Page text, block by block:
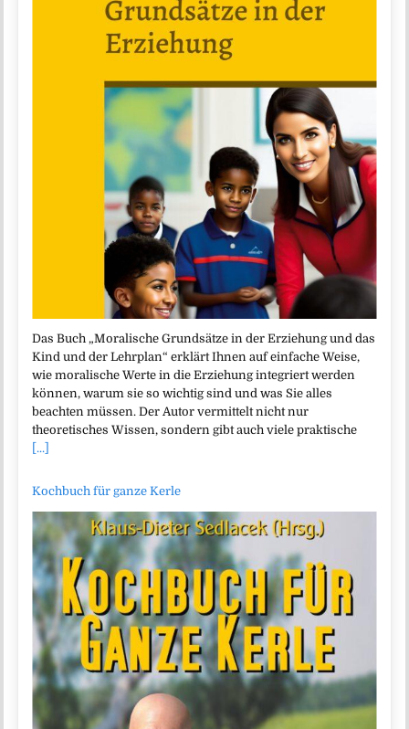
Das Buch „Moralische Grundsätze in der Erziehung und das
Kind und der Lehrplan“ erklärt Ihnen auf einfache Weise,
wie moralische Werte in die Erziehung integriert werden
können, warum sie so wichtig sind und was Sie alles
beachten müssen. Der Autor vermittelt nicht nur
theoretisches Wissen, sondern gibt auch viele praktische
[...]
Kochbuch für ganze Kerle